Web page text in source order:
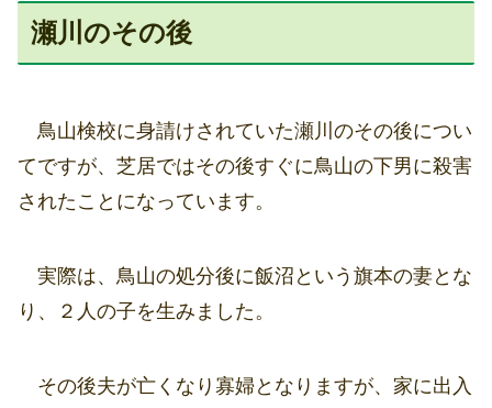
瀬川のその後
鳥山検校に身請けされていた瀬川のその後につい
てですが、芝居ではその後すぐに鳥山の下男に殺害
されたことになっています。
実際は、鳥山の処分後に飯沼という旗本の妻とな
り、２人の子を生みました。
その後夫が亡くなり寡婦となりますが、家に出入